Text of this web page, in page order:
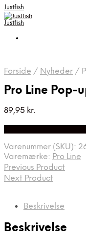
Justfish
Justfish
Forside / Nyheder /
Pro Line Pop-
89,95 kr.
Varenummer (SKU):
Varemærke: Pro Line
Previous Product
Next Product
Beskrivelse
Beskrivelse